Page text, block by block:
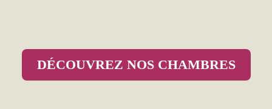
DÉCOUVREZ NOS CHAMBRES